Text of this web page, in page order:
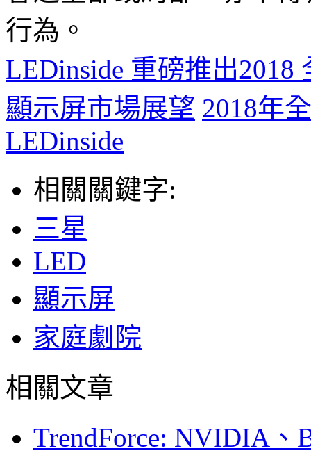
行為。
LEDinside 重磅推出
顯示屏市場展望 2018年
LEDinside
相關關鍵字:
三星
LED
顯示屏
家庭劇院
相關文章
TrendForce: NVIDIA、